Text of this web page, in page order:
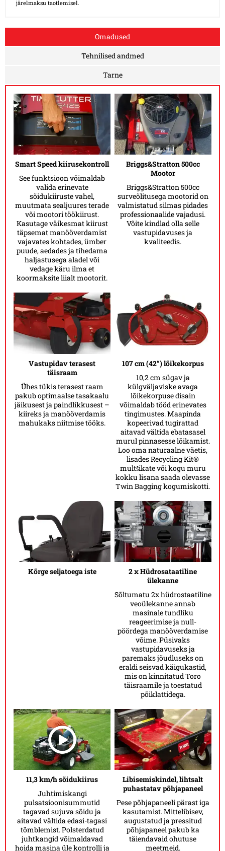
järelmaksu taotlemisel.
Omadused
Tehnilised andmed
Tarne
Smart Speed kiirusekontroll
See funktsioon võimaldab
valida erinevate
sõidukiiruste vahel,
muutmata sealjuures terade
või mootori töökiirust.
Kasutage väikesmat kiirust
täpsemat manööverdamist
vajavates kohtades, ümber
puude, aedades ja tihedama
haljastusega aladel või
vedage käru ilma et
koormaksite liialt mootorit.
Briggs&Stratton 500cc
Mootor
Briggs&Stratton 500cc
surveõlitusega mootorid on
valmistatud silmas pidades
professionaalide vajadusi.
Võite kindlad olla selle
vastupidavuses ja
kvaliteedis.
Vastupidav terasest
täisraam
Ühes tükis terasest raam
pakub optimaalse tasakaalu
jäikusest ja paindlikkusest –
kiireks ja manööverdamis
mahukaks niitmise tööks.
107 cm (42“) lõikekorpus
10,2 cm sügav ja
külgväljaviske avaga
lõikekorpuse disain
võimaldab tööd erinevates
tingimustes. Maapinda
kopeerivad tugirattad
aitavad vältida ebatasasel
murul pinnasesse lõikamist.
Loo oma naturaalne väetis,
lisades Recycling Kit®
multšikate või kogu muru
kokku lisana saada olevasse
Twin Bagging kogumiskotti.
Kõrge seljatoega iste
2 x Hüdrosataatiline
ülekanne
Sõltumatu 2x hüdrostaatiline
veoülekanne annab
masinale tundliku
reageerimise ja null-
pöördega manööverdamise
võime. Püsivaks
vastupidavuseks ja
paremaks jõudluseks on
eraldi seisvad käigukastid,
mis on kinnitatud Toro
täisraamile ja toestatud
põiklattidega.
11,3 km/h sõidukiirus
Juhtimiskangi
pulsatsioonisummutid
tagavad sujuva sõidu ja
aitavad vältida edasi-tagasi
tõmblemist. Polsterdatud
juhtkangid võimaldavad
hoida masina üle kontrolli ja
Libisemiskindel, lihtsalt
puhastatav põhjapaneel
Pese põhjapaneeli pärast iga
kasutamist. Mittelibisev,
augustatud ja pressitud
põhjapaneel pakub ka
täiendavaid ohutuse
meetmeid.